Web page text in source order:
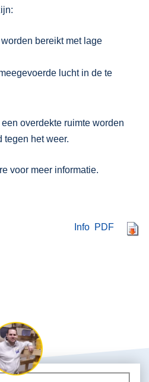
bereikt met lage
lucht in de te
overdekte ruimte worden
tegen het weer.
voor meer informatie.
Info PDF